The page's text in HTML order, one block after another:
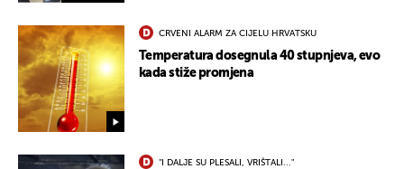
CRVENI ALARM ZA CIJELU HRVATSKU
Temperatura dosegnula 40 stupnjeva, evo
kada stiže promjena
"I DALJE SU PLESALI, VRIŠTALI..."